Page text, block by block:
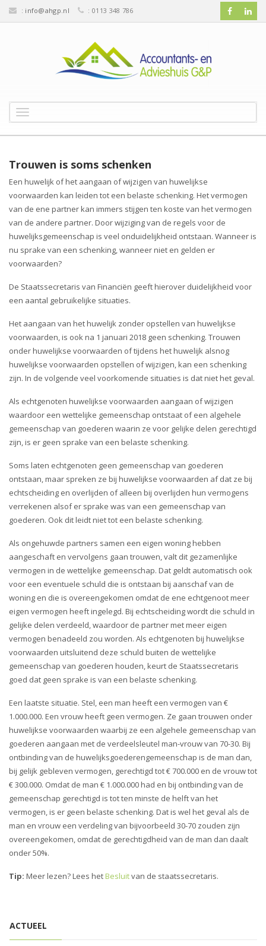
: info@ahgp.nl : 0113 348 786
o
g
l
n
a
v
i
g
t
n
Trouwen is soms schenken
Een huwelijk of het aangaan of wijzigen van huwelijkse
voorwaarden kan leiden tot een belaste schenking. Het vermogen
van de ene partner kan immers stijgen ten koste van het vermogen
van de andere partner. Door wijziging van de regels voor de
huwelijksgemeenschap is veel onduidelijkheid ontstaan. Wanneer is
nu sprake van een schenking, wanneer niet en gelden er
voorwaarden?
De Staatssecretaris van Financiën geeft hierover duidelijkheid voor
een aantal gebruikelijke situaties.
Het aangaan van het huwelijk zonder opstellen van huwelijkse
voorwaarden, is ook na 1 januari 2018 geen schenking. Trouwen
onder huwelijkse voorwaarden of tijdens het huwelijk alsnog
huwelijkse voorwaarden opstellen of wijzigen, kan een schenking
zijn. In de volgende veel voorkomende situaties is dat niet het geval.
Als echtgenoten huwelijkse voorwaarden aangaan of wijzigen
waardoor een wettelijke gemeenschap ontstaat of een algehele
gemeenschap van goederen waarin ze voor gelijke delen gerechtigd
zijn, is er geen sprake van een belaste schenking.
Soms laten echtgenoten geen gemeenschap van goederen
ontstaan, maar spreken ze bij huwelijkse voorwaarden af dat ze bij
echtscheiding en overlijden of alleen bij overlijden hun vermogens
verrekenen alsof er sprake was van een gemeenschap van
goederen. Ook dit leidt niet tot een belaste schenking.
Als ongehuwde partners samen een eigen woning hebben
aangeschaft en vervolgens gaan trouwen, valt dit gezamenlijke
vermogen in de wettelijke gemeenschap. Dat geldt automatisch ook
voor een eventuele schuld die is ontstaan bij aanschaf van de
woning en die is overeengekomen omdat de ene echtgenoot meer
eigen vermogen heeft ingelegd. Bij echtscheiding wordt die schuld in
gelijke delen verdeeld, waardoor de partner met meer eigen
vermogen benadeeld zou worden. Als echtgenoten bij huwelijkse
voorwaarden uitsluitend deze schuld buiten de wettelijke
gemeenschap van goederen houden, keurt de Staatssecretaris
goed dat geen sprake is van een belaste schenking.
Een laatste situatie. Stel, een man heeft een vermogen van €
1.000.000. Een vrouw heeft geen vermogen. Ze gaan trouwen onder
huwelijkse voorwaarden waarbij ze een algehele gemeenschap van
goederen aangaan met de verdeelsleutel man-vrouw van 70-30. Bij
ontbinding van de huwelijksgoederengemeenschap is de man dan,
bij gelijk gebleven vermogen, gerechtigd tot € 700.000 en de vrouw tot
€ 300.000. Omdat de man € 1.000.000 had en bij ontbinding van de
gemeenschap gerechtigd is tot ten minste de helft van het
vermogen, is er geen belaste schenking. Dat is wel het geval als de
man en vrouw een verdeling van bijvoorbeeld 30-70 zouden zijn
overeengekomen, omdat de gerechtigdheid van de man dan daalt
onder 50%.
Tip: Meer lezen? Lees het Besluitvan de staatssecretaris.
ACTUEEL